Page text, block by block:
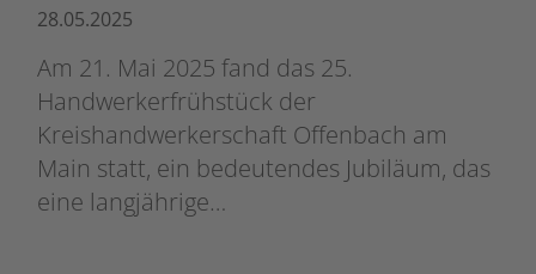
28.05.2025
Am 21. Mai 2025 fand das 25.
Handwerkerfrühstück der
Kreishandwerkerschaft Offenbach am
Main statt, ein bedeutendes Jubiläum, das
eine langjährige…